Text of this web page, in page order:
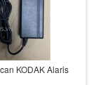
KODAK Alaris